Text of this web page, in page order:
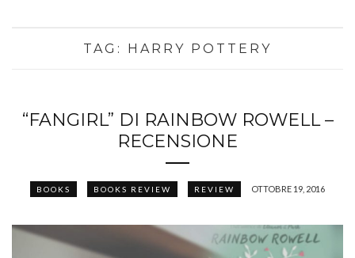
TAG: HARRY POTTERY
“FANGIRL” DI RAINBOW ROWELL –
RECENSIONE
BOOKS BOOKS REVIEW REVIEW OTTOBRE 19, 2016